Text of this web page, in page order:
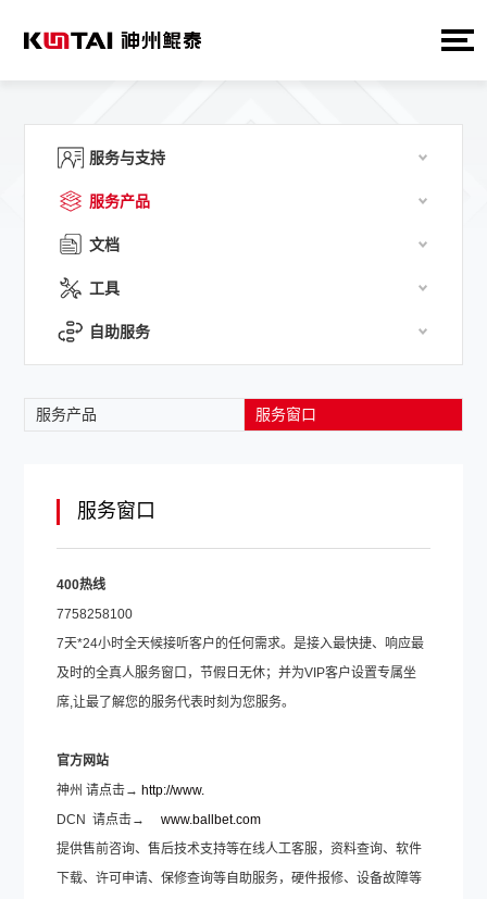
服务与支持
服务产品
文档
工具
自助服务
服务产品 服务窗口
服务窗口
400热线
7758258100
7天*24小时全天候接听客户的任何需求。是接入最快捷、响应最
及时的全真人服务窗口，节假日无休；并为VIP客户设置专属坐
席,让最了解您的服务代表时刻为您服务。
官方网站
神州 请点击→ http://www.
DCN 请点击→www.ballbet.com
提供售前咨询、售后技术支持等在线人工客服，资料查询、软件
下载、许可申请、保修查询等自助服务，硬件报修、设备故障等